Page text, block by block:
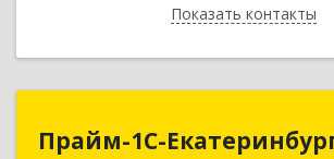
Показать контакты
Назад
Прайм-1С-
Прайм-1С-